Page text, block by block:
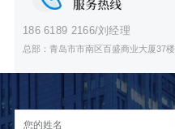
186 6189 2166/刘经理
总部：青岛市市南区百盛商业大厦37楼